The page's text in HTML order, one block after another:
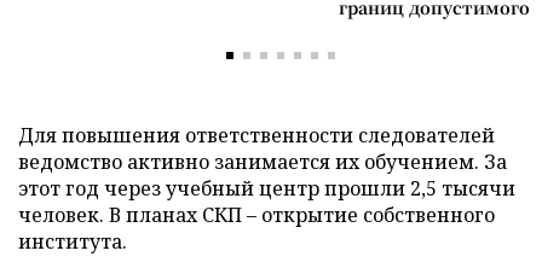
границ допустимого
Для повышения ответственности следователей
ведомство активно занимается их обучением. За
этот год через учебный центр прошли 2,5 тысячи
человек. В планах СКП – открытие собственного
института.